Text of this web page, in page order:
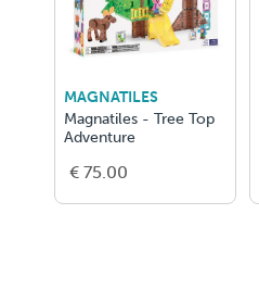
MAGNATILES
Magnatiles - Tree Top
Adventure
€ 75.00